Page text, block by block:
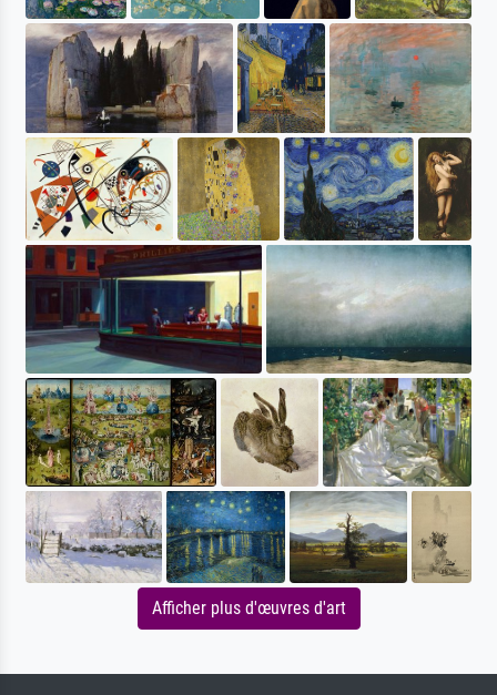
Afficher plus d'œuvres d'art